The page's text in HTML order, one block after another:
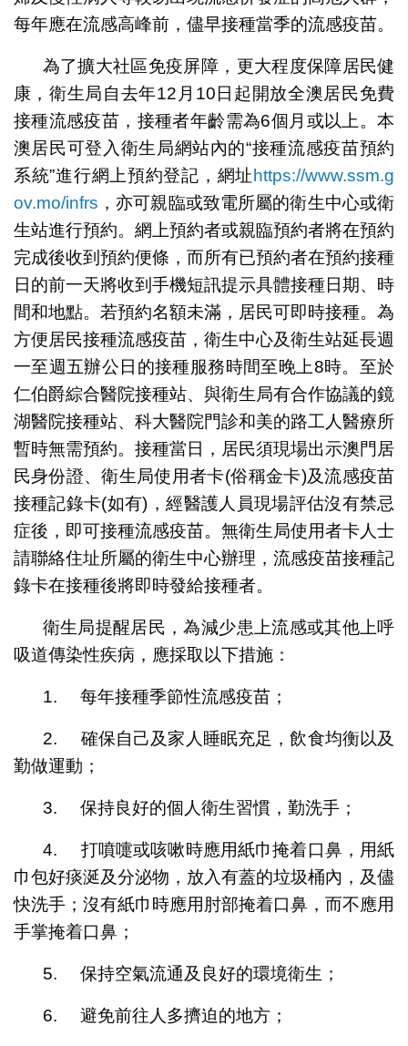
每年應在流感高峰前，儘早接種當季的流感疫苗。
為了擴大社區免疫屏障，更大程度保障居民健
康，衛生局自去年12月10日起開放全澳居民免費
接種流感疫苗，接種者年齡需為6個月或以上。本
澳居民可登入衛生局網站內的“接種流感疫苗預約
系統”進行網上預約登記，網址https://www.ssm.g
ov.mo/infrs ，亦可親臨或致電所屬的衛生中心或衛
生站進行預約。網上預約者或親臨預約者將在預約
完成後收到預約便條，而所有已預約者在預約接種
日的前一天將收到手機短訊提示具體接種日期、時
間和地點。若預約名額未滿，居民可即時接種。為
方便居民接種流感疫苗，衛生中心及衛生站延長週
一至週五辦公日的接種服務時間至晚上8時。至於
仁伯爵綜合醫院接種站、與衛生局有合作協議的鏡
湖醫院接種站、科大醫院門診和美的路工人醫療所
暫時無需預約。接種當日，居民須現場出示澳門居
民身份證、衛生局使用者卡(俗稱金卡)及流感疫苗
接種記錄卡(如有)，經醫護人員現場評估沒有禁忌
症後，即可接種流感疫苗。無衛生局使用者卡人士
請聯絡住址所屬的衛生中心辦理，流感疫苗接種記
錄卡在接種後將即時發給接種者。
衛生局提醒居民，為減少患上流感或其他上呼
吸道傳染性疾病，應採取以下措施：
1. 每年接種季節性流感疫苗；
2. 確保自己及家人睡眠充足，飲食均衡以及
勤做運動；
3. 保持良好的個人衛生習慣，勤洗手；
4. 打噴嚏或咳嗽時應用紙巾掩着口鼻，用紙
巾包好痰涎及分泌物，放入有蓋的垃圾桶內，及儘
快洗手；沒有紙巾時應用肘部掩着口鼻，而不應用
手掌掩着口鼻；
5. 保持空氣流通及良好的環境衛生；
6. 避免前往人多擠迫的地方；